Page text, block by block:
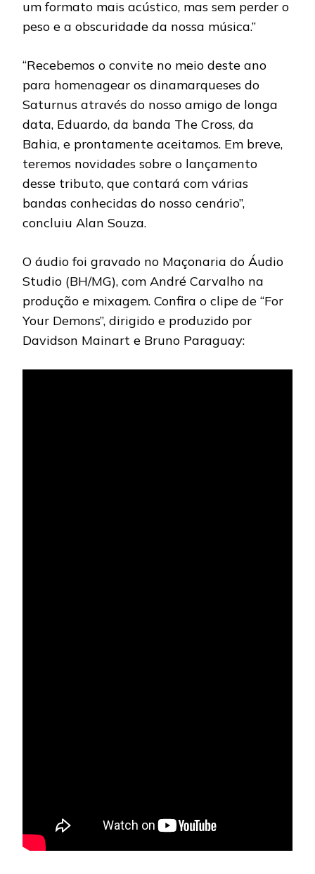
um formato mais acústico, mas sem perder o
peso e a obscuridade da nossa música.”
“Recebemos o convite no meio deste ano
para homenagear os dinamarqueses do
Saturnus através do nosso amigo de longa
data, Eduardo, da banda The Cross, da
Bahia, e prontamente aceitamos. Em breve,
teremos novidades sobre o lançamento
desse tributo, que contará com várias
bandas conhecidas do nosso cenário”,
concluiu Alan Souza.
O áudio foi gravado no Maçonaria do Áudio
Studio (BH/MG), com André Carvalho na
produção e mixagem. Confira o clipe de “For
Your Demons”, dirigido e produzido por
Davidson Mainart e Bruno Paraguay: